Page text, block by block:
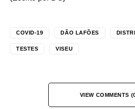
COVID-19 DÃO LAFÕES
TESTES VISEU
VIEW COMMENTS